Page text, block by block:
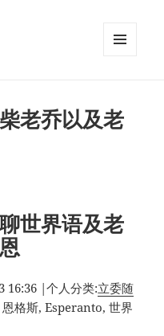
老乔以及老
世界语及老
16:36 |个人分类:立委随
格斯, Esperanto, 世界